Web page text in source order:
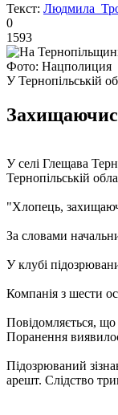
Текст: Людмила
0
1593
Фото: Нацполиция
У Тернопільській
У селі Глещава
Тернопільській
"Хлопець,
За словами
У клубі
Компанія з шести
Повідомляється,
Поранення
Підозрюваний
арешт. Слідство